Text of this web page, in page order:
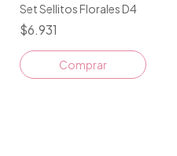
Set Sellitos Florales D4
$6.931